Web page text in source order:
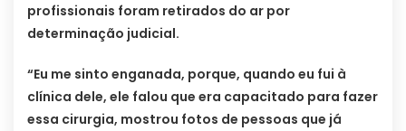
profissionais foram retirados do ar por
determinação judicial.
“Eu me sinto enganada, porque, quando eu fui à
clínica dele, ele falou que era capacitado para fazer
essa cirurgia, mostrou fotos de pessoas que já